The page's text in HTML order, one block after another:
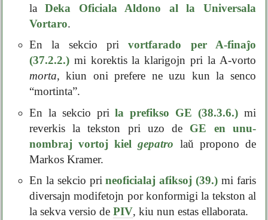
laDeka Oficiala Aldono al la Universala
Vortaro.
En la sekcio privortfarado per A-finaĵo
(37.2.2.)mi korektis la klarigojn pri la A-vorto
morta, kiun oni prefere ne uzu kun la senco
“mortinta”.
En la sekcio prila prefikso GE (38.3.6.)mi
reverkis la tekston pri uzo de GE en unu-
nombraj vortoj kielgepatro laŭ propono de
Markos Kramer.
En la sekcio prineoficialaj afiksoj (39.) mi faris
diversajn modifetojn por konformigi la tekston al
la sekva versio de PIV, kiu nun estas ellaborata.